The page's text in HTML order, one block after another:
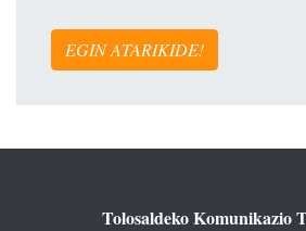
EGIN ATARIKIDE!
Tolosaldeko Komunikazio